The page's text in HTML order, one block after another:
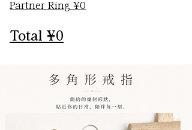
Partner Ring ¥0
Total ¥0